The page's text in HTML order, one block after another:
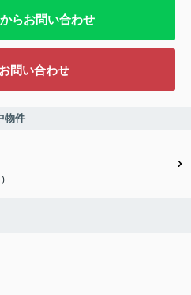
らお問い合わせ
お問い合わせ
物件
)